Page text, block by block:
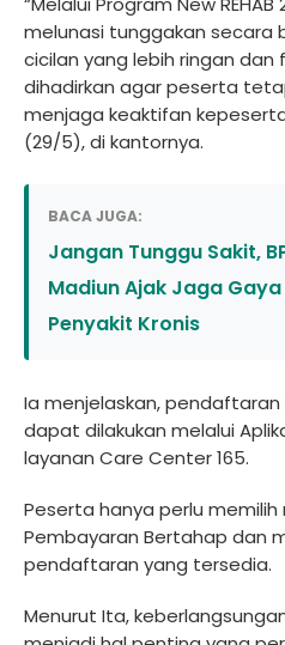
melunasi tunggakan secara
cicilan yang lebih ringan dan
dihadirkan agar peserta
menjaga keaktifan
(29/5), di kantornya.
BACA JUGA:
Jangan Tunggu Sakit,
Madiun Ajak Jaga
Penyakit Kronis
Ia menjelaskan, pendaftaran
dapat dilakukan melalui
layanan Care Center 165.
Peserta hanya perlu memilih
Pembayaran Bertahap dan
pendaftaran yang tersedia.
Menurut Ita,